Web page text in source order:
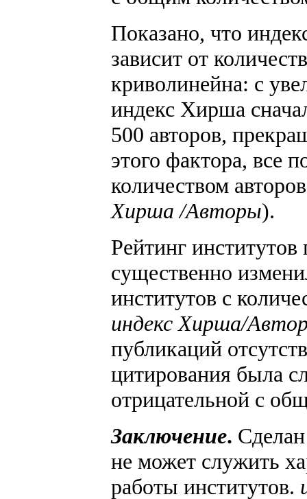
Показано, что
зависит от
криволинейна: с
индекс Хирша
500 авторов,
этого фактора, все
количеством
Хирша /Авторы).
Рейтинг
существенно
институтов с
индекс Хирша/
публикаций
цитирования была
отрицательной с
Заключение.
не может служить
работы институтов.